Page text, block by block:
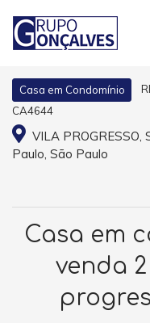
Casa em Condomínio
CA4644
VILA PROGRESSO,
Paulo, São Paulo
Casa em
venda